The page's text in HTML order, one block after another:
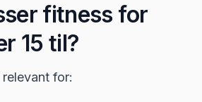
fitness for
15 til?
for: